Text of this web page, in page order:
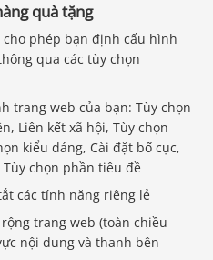
quà tặng
phép bạn định cấu hình
qua các tùy chọn
trang web của bạn: Tùy chọn
Liên kết xã hội, Tùy chọn
kiểu dáng, Cài đặt bố cục,
chọn phần tiêu đề
các tính năng riêng lẻ
trang web (toàn chiều
nội dung và thanh bên